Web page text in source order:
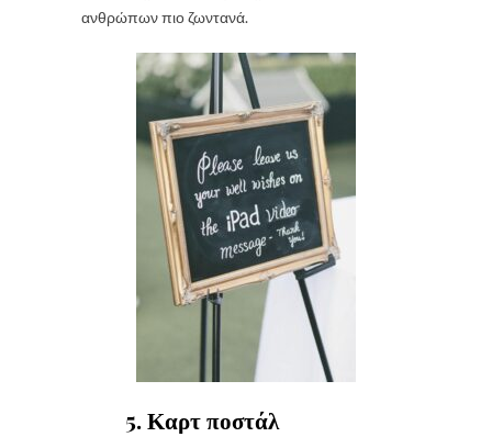
ανθρώπων πιο ζωντανά.
5. Καρτ ποστάλ